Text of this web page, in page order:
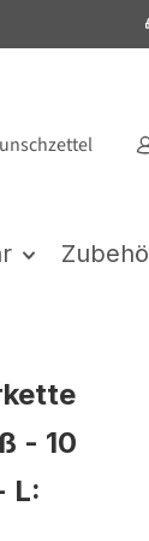
- 10
L: